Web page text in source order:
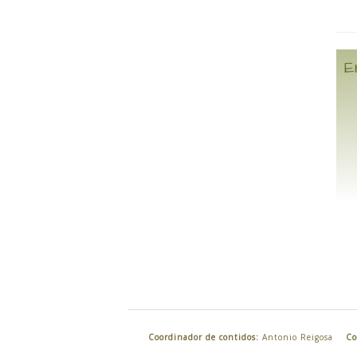
Coordinador de contidos: Antonio Reigosa